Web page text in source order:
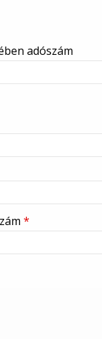
adószám
*